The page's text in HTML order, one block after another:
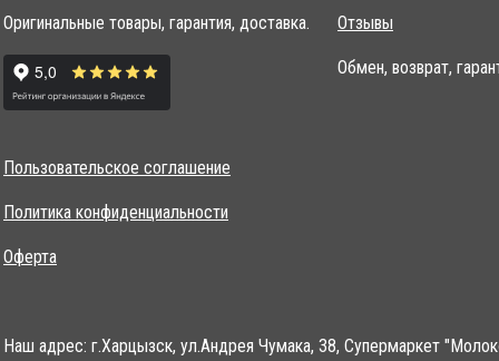
Оригинальные товары, гарантия, доставка. Отзывы
Обмен, возврат,
Пользовательское соглашение
Политика конфиденциальности
Оферта
Наш адрес: г.Харцызск, ул.Андрея Чумака, 38, Супермаркет